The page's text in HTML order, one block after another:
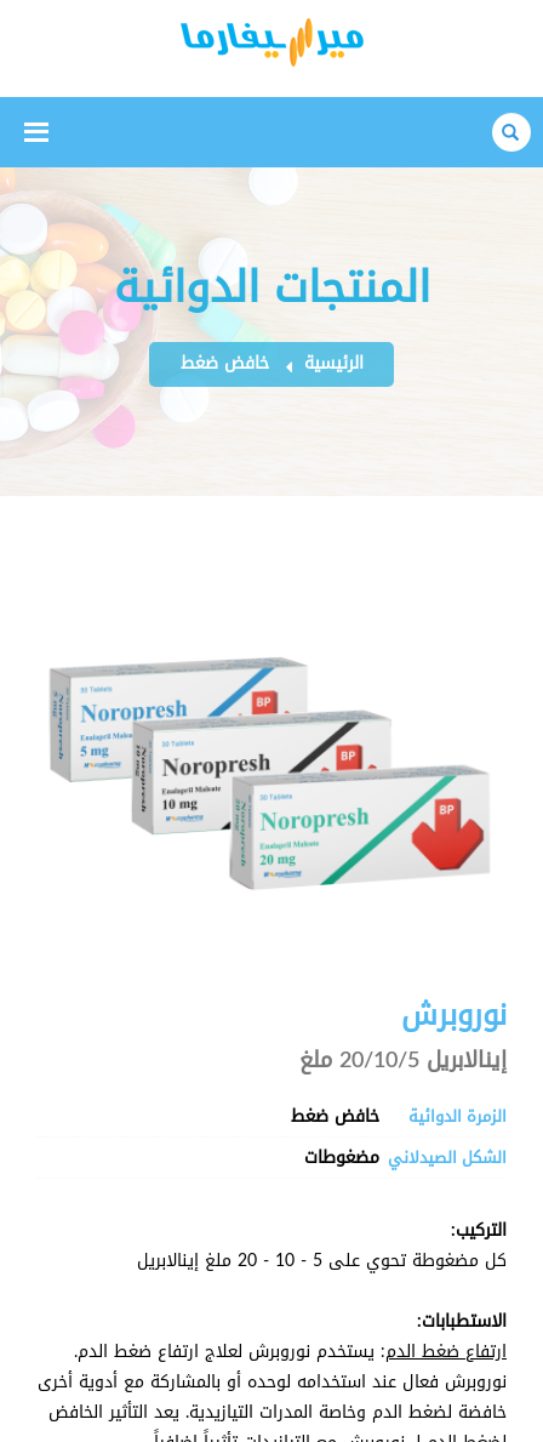
بحث
المنتجات الدوائية
الرئيسية خافض ضغط
نوروبرش
إينالابريل 20/10/5 ملغ
الزمرة الدوائية خافض ضغط
الشكل الصيدلاني مضغوطات
التركيب:
كل مضغوطة تحوي على 5 - 10 - 20 ملغ إينالابريل
الاستطبابات:
ارتفاع ضغط الدم: يستخدم نوروبرش لعلاج ارتفاع ضغط الدم.
نوروبرش فعال عند استخدامه لوحده أو بالمشاركة مع أدوية أخرى
خافضة لضغط الدم وخاصة المدرات التيازيدية. يعد التأثير الخافض